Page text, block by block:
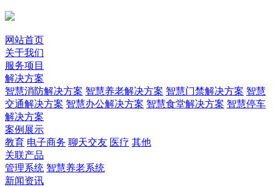
网站首页
关于我们
服务项目
解决方案
智慧消防解决方案 智慧养老解决方案 智慧门禁解决方案 智慧
交通解决方案 智慧办公解决方案 智慧食堂解决方案 智慧停车
解决方案
案例展示
教育 电子商务 聊天交友 医疗 其他
关联产品
管理系统 智慧养老系统
新闻资讯